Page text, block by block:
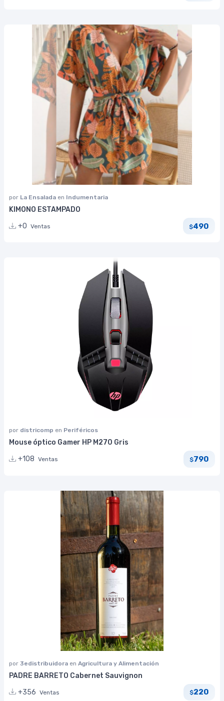
por La Ensalada en Indumentaria
KIMONO ESTAMPADO
+0 Ventas $490
por districomp en Periféricos
Mouse óptico Gamer HP M270 Gris
+108 Ventas $790
por 3edistribuidora en Agricultura y Alimentación
PADRE BARRETO Cabernet Sauvignon
+356 Ventas $220